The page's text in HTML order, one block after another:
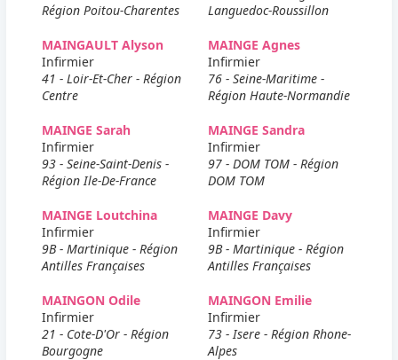
Région Poitou-Charentes
Languedoc-Roussillon
MAINGAULT Alyson
Infirmier
41 - Loir-Et-Cher - Région
Centre
MAINGE Agnes
Infirmier
76 - Seine-Maritime -
Région Haute-Normandie
MAINGE Sarah
Infirmier
93 - Seine-Saint-Denis -
Région Ile-De-France
MAINGE Sandra
Infirmier
97 - DOM TOM - Région
DOM TOM
MAINGE Loutchina
Infirmier
9B - Martinique - Région
Antilles Françaises
MAINGE Davy
Infirmier
9B - Martinique - Région
Antilles Françaises
MAINGON Odile
Infirmier
21 - Cote-D'Or - Région
Bourgogne
MAINGON Emilie
Infirmier
73 - Isere - Région Rhone-
Alpes